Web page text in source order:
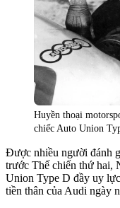
Huyền thoại
chiếc Auto Union
Được nhiều người đánh
trước Thế chiến thứ hai,
Union Type D đầy uy
tiền thân của Audi ngày